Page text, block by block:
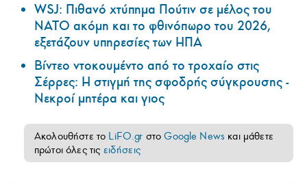
WSJ: Πιθανό χτύπημα Πούτιν σε μέλος του
ΝΑΤΟ ακόμη και το φθινόπωρο του 2026,
εξετάζουν υπηρεσίες των ΗΠΑ
Βίντεο ντοκουμέντο από το τροχαίο στις
Σέρρες: Η στιγμή της σφοδρής σύγκρουσης -
Νεκροί μητέρα και γιος
Ακολουθήστε το LiFO.gr στοGoogle News και μάθετε
πρώτοι όλες τις ειδήσεις